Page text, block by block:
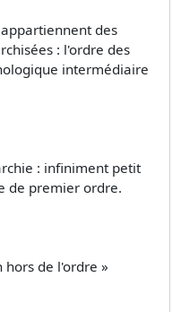
des
: l'ordre des
intermédiaire
: infiniment petit
de premier ordre.
de l'ordre »